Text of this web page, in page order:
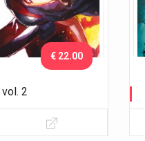
2
€ 22.00